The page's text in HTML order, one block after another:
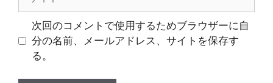
次回のコメントで使用するためブラウザーに自
分の名前、メールアドレス、サイトを保存す
る。